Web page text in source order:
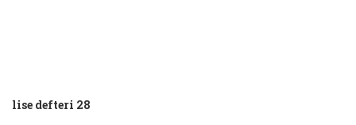
lise defteri 28